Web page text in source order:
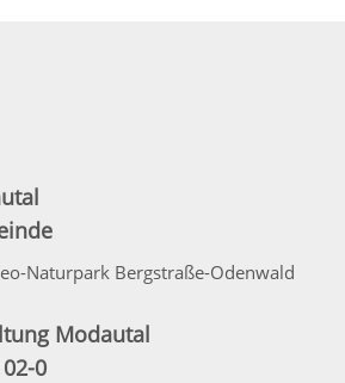
Naturpark Bergstraße-Odenwald
Modautal
0